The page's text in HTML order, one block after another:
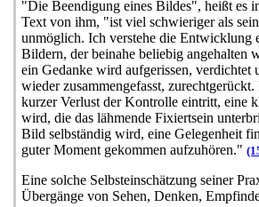
"Die Beendigung eines Bildes", heißt es
Text von ihm, "ist viel schwieriger als
unmöglich. Ich verstehe die Entwicklung
Bildern, der beinahe beliebig angehalten
ein Gedanke wird aufgerissen, verdichtet
wieder zusammengefasst, zurechtgerückt.
kurzer Verlust der Kontrolle eintritt, eine
wird, die das lähmende Fixiertsein
Bild selbständig wird, eine Gelegenheit
guter Moment gekommen aufzuhören."
Eine solche Selbsteinschätzung seiner
Übergänge von Sehen, Denken,